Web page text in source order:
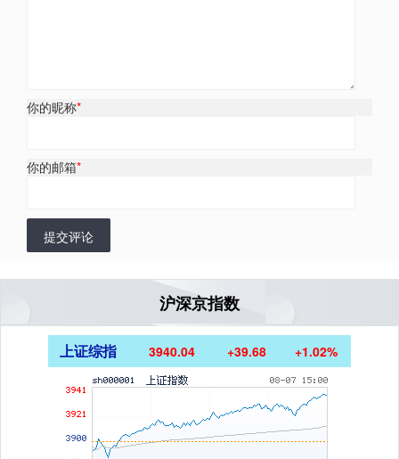
你的昵称*
你的邮箱*
提交评论
沪深京指数
上证综指 3940.04 +39.68 +1.02%